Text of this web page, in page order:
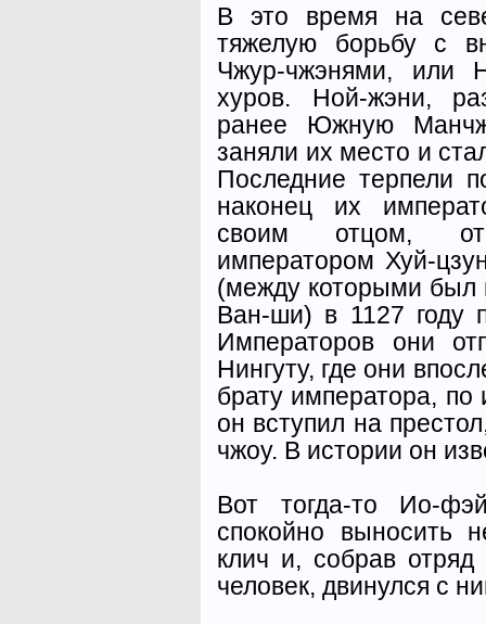
В это время на
тяжелую борьбу с
Чжур-чжэнями, или
хуров. Ной-жэни,
ранее Южную
заняли их место и
Последние терпели
наконец их
своим отцом,
императором Хуй-
(между которыми был
Ван-ши) в 1127 году
Императоров они
Нингуту, где они
брату императора, по
он вступил на
чжоу. В истории он
Вот тогда-то Ио-
спокойно выносить
клич и, собрав
человек, двинулся с